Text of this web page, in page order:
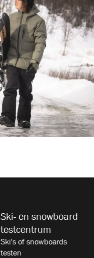
Ski- en snowboard
testcentrum
Ski's of snowboards
testen